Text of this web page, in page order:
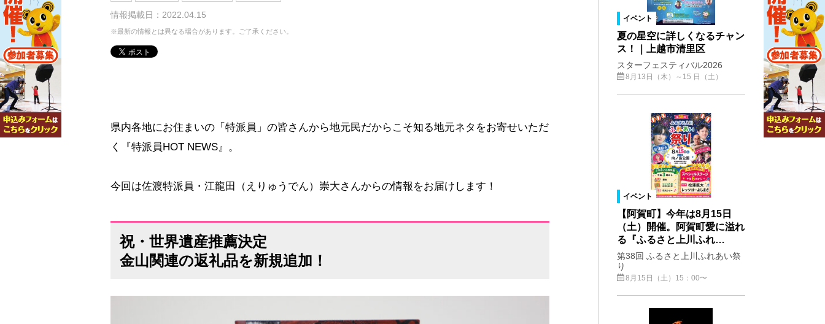
情報掲載日：2022.04.15
※最新の情報とは異なる場合があります。ご了承ください。
県内各地にお住まいの「特派員」の皆さんから地元民だからこそ知る地元ネタをお寄せいただ
く『特派員HOT NEWS』。
今回は佐渡特派員・江龍田（えりゅうでん）崇大さんからの情報をお届けします！
祝・世界遺産推薦決定
金山関連の返礼品を新規追加！
イベント
夏の星空に詳しくなるチャン
ス！｜上越市清里区
スターフェスティバル2026
8月13日（木）～15 日（土）
イベント
【阿賀町】今年は8月15日
（土）開催。阿賀町愛に溢れ
る『ふるさと上川ふれ…
第38回 ふるさと上川ふれあい祭
り
8月15日（土）15：00〜